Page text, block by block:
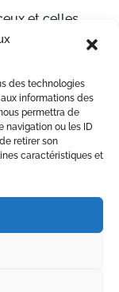
des technologies
informations des
permettra de
navigation ou les ID
retirer son
caractéristiques et
et celles
le monde, se
Envoie
de Ton
chargés
sur eux